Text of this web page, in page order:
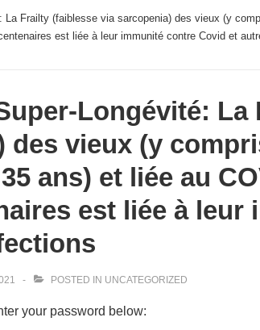
La Frailty (faiblesse via sarcopenia) des vieux (y
est liée à leur immunité contre Covid et
Longévité: La
des vieux (y
ans) et liée au
est liée à leur
POSTED IN UNCATEGORIZED
your password below: